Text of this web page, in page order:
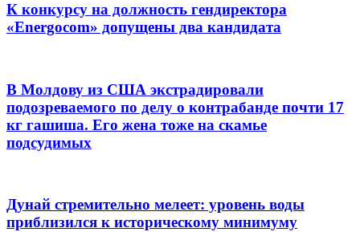
К конкурсу на должность гендиректора
«Energocom» допущены два кандидата
В Молдову из США экстрадировали
подозреваемого по делу о контрабанде почти 17
кг гашиша. Его жена тоже на скамье
подсудимых
Дунай стремительно мелеет: уровень воды
приблизился к историческому минимуму